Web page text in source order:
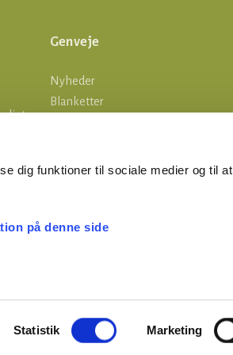
dig funktioner til sociale medier og til at
på denne side
Statistik Marketing
Genveje
Nyheder
Blanketter